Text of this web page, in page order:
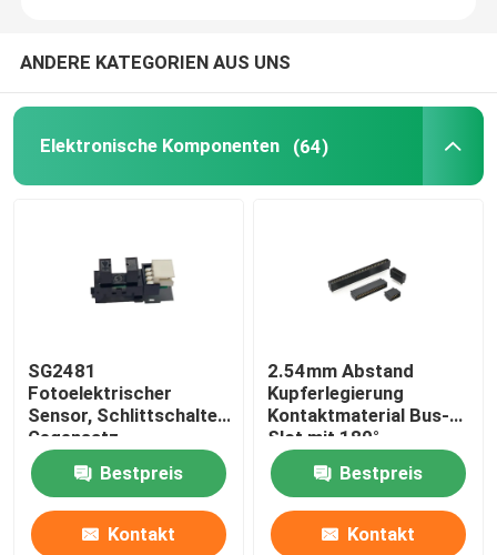
ANDERE KATEGORIEN AUS UNS
Elektronische Komponenten (64)
SG2481
Fotoelektrischer
Sensor, Schlittschalter,
Gegensatz-
Fotoelektrischer
Induktor, Infrarot-
Induktionsschalter
Bestpreis
Kontakt
2.54mm Abstand
Kupferlegierung
Kontaktmaterial Bus-
Slot mit 180°
gebogenen Fuß Gold
Finger Socket
Bestpreis
Kontakt